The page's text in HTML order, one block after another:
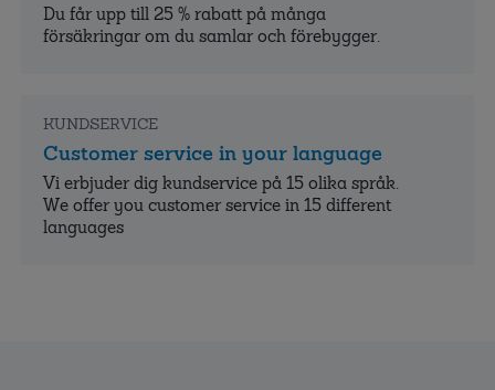
Du får upp till 25 % rabatt på många
försäkringar om du samlar och förebygger.
KUNDSERVICE
Customer service in your language
Vi erbjuder dig kundservice på 15 olika språk.
We offer you customer service in 15 different
languages